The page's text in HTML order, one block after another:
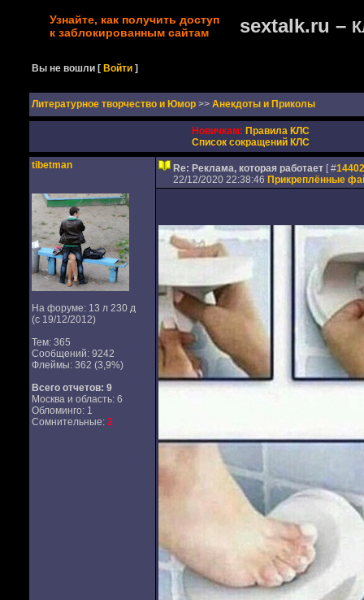
Узнайте, как получить доступ
к заблокированным сайтам
sextalk.ru –
Вы не вошли [Войти ]
Литературное творчество и Юмор >> Анекдоты и Приколы
Новичкам: Правила КЛС
Список сокращений КЛС
tibetman
На форуме: 13 л 230 д
(с 19/12/2012)
Тем: 365
Сообщений: 9242
Флеймы: 362 (3,9%)
Всего отчетов: 9
Москва и область: 6
Обломинго: 1
Сомнительные: 2
Re: Реклама, которая работает [ #
22/12/2020 22:38:46 Прикреплённые